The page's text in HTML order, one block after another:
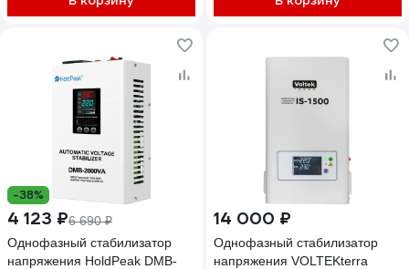
металлический корпус 291739
-38%
4 123 ₽6 690 ₽
Однофазный стабилизатор
напряжения HoldPeak DMB-
14 000 ₽
Однофазный стабилизатор
напряжения VOLTEKterra